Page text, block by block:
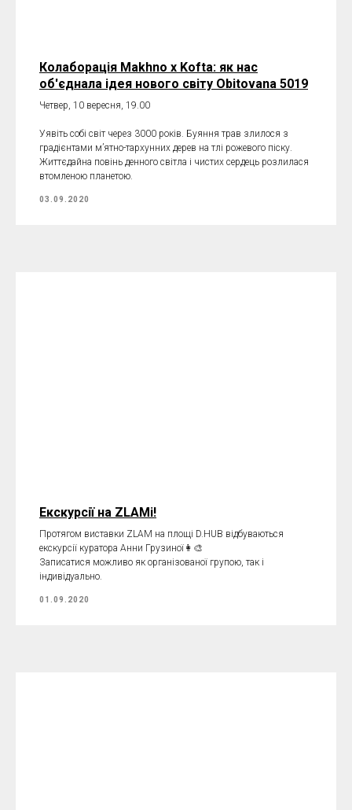
Колаборація Makhno x Kofta: як нас
об'єднала ідея нового світу Obitovana 5019
Четвер, 10 вересня, 19.00
Уявіть собі світ через 3000 років. Буяння трав злилося з
градієнтами м’ятно-тархунних дерев на тлі рожевого піску.
Життєдайна повінь денного світла і чистих сердець розлилася
втомленою планетою.
03.09.2020
Екскурсії на ZLAMі!
Протягом виставки ZLAM на площі D.HUB відбуваються
екскурсії куратора Анни Грузиної👩‍🎨
Записатися можливо як організованої групою, так і
індивідуально.
01.09.2020